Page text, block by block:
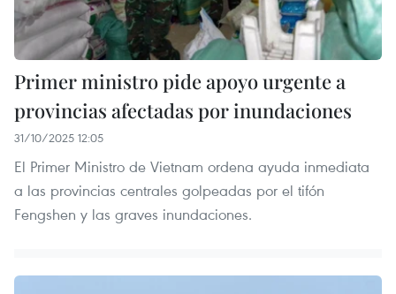
Primer ministro pide apoyo urgente a
provincias afectadas por inundaciones
31/10/2025 12:05
El Primer Ministro de Vietnam ordena ayuda inmediata
a las provincias centrales golpeadas por el tifón
Fengshen y las graves inundaciones.